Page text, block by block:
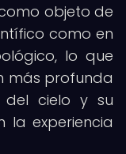
objeto de
como en
lo que
más profunda
cielo y su
la experiencia